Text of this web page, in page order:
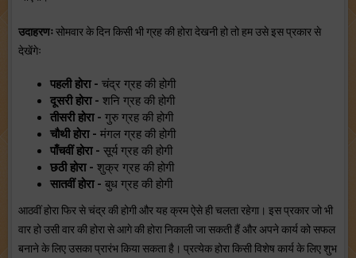
उदाहरणःसोमवार के दिन किसी भी ग्रह की होरा देखनी हो तो हम उसे इस प्रकार से
देखेंगेः
पहली होरा - चंद्र ग्रह की होगी
दूसरी होरा - शनि ग्रह की होगी
तीसरी होरा - गुरु ग्रह की होगी
चौथी होरा - मंगल ग्रह की होगी
पाँचवीं होरा - सूर्य ग्रह की होगी
छठी होरा - शुक्र ग्रह की होगी
सातवीं होरा - बुध ग्रह की होगी
आठवीं होरा फिर से चंद्र की होगी और यह क्रम ऐसे ही चलता रहेगा। इस प्रकार जो भी
वार हो उसी वार की होरा से आगे की होरा निकाली जा सकती हैं और अपने कार्य को सफल
बनाने के लिए उसका प्रारंभ किया सकता है। प्रत्येक होरा किसी विशेष कार्य के लिए शुभ